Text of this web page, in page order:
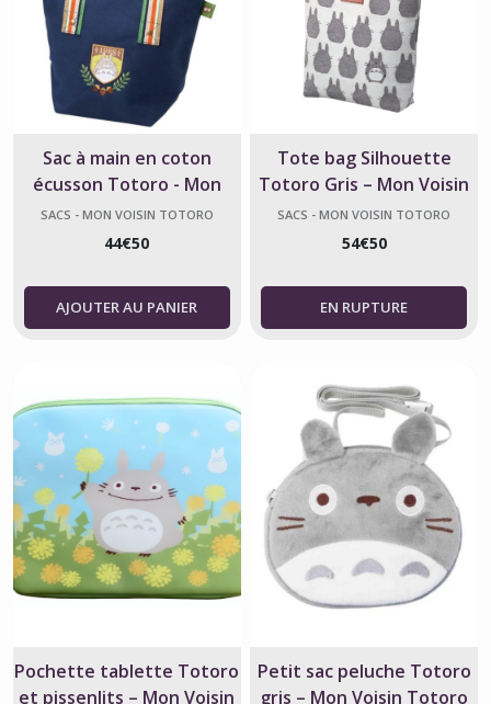
Sac à main en coton
écusson Totoro - Mon
Voisin Totoro - article
officiel sous licence Studio
SACS - MON VOISIN TOTORO
44€50
AJOUTER AU PANIER
Tote bag Silhouette
Totoro Gris – Mon Voisin
Totoro
SACS - MON VOISIN TOTORO
54€50
Pochette tablette Totoro
et pissenlits – Mon Voisin
Petit sac peluche Totoro
gris – Mon Voisin Totoro